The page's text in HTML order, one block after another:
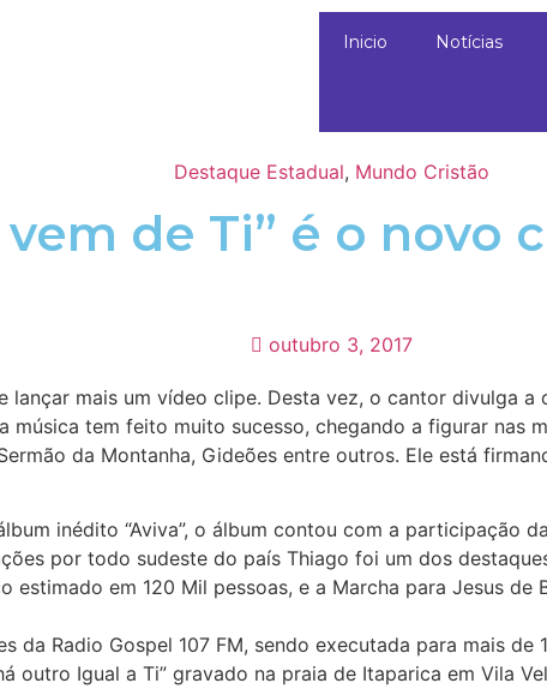
Inicio Notícias
Destaque Estadual, Mundo Cristão
de Ti” é o novo
outubro 3, 2017
lançar mais um vídeo clipe. Desta vez, o cantor divulga a
música tem feito muito sucesso, chegando a figurar nas
da Montanha, Gideões entre outros. Ele está
inédito “Aviva”, o álbum contou com a participação
por todo sudeste do país Thiago foi um dos
estimado em 120 Mil pessoas, e a Marcha para Jesus de
da Radio Gospel 107 FM, sendo executada para mais
outro Igual a Ti” gravado na praia de Itaparica em Vila